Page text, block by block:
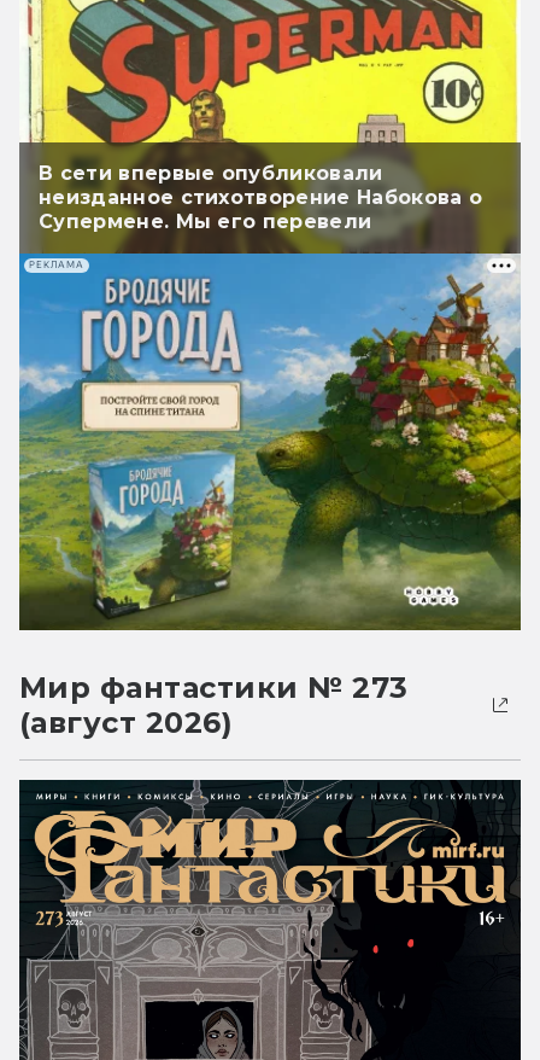
В сети впервые опубликовали
неизданное стихотворение Набокова о
Супермене. Мы его перевели
РЕКЛАМА
Мир фантастики № 273
(август 2026)